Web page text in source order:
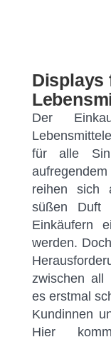
Displays
Der
für alle
reihen sich
süßen Duft
Einkäufern
werden.
zwischen all
es erstmal
Kundinnen
Hier